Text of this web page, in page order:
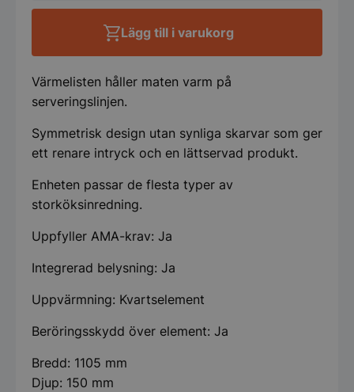
warm,
Lägg till i varukorg
Värmelisten håller maten varm på
serveringslinjen.
Symmetrisk design utan synliga skarvar som ger
ett renare intryck och en lättservad produkt.
Enheten passar de flesta typer av
storköksinredning.
Uppfyller AMA-krav: Ja
Integrerad belysning: Ja
Uppvärmning: Kvartselement
Beröringsskydd över element: Ja
Bredd: 1105 mm
Djup: 150 mm